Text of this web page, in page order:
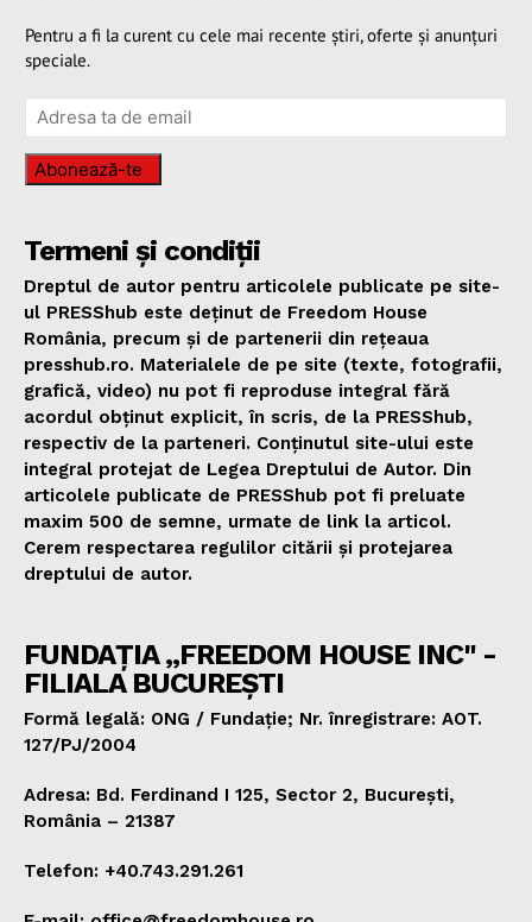
Pentru a fi la curent cu cele mai recente știri, oferte și anunțuri
speciale.
Abonează-te
Termeni și condiții
Dreptul de autor pentru articolele publicate pe site-
ul PRESShub este deținut de Freedom House
România, precum și de partenerii din rețeaua
presshub.ro. Materialele de pe site (texte, fotografii,
grafică, video) nu pot fi reproduse integral fără
acordul obținut explicit, în scris, de la PRESShub,
respectiv de la parteneri. Conținutul site-ului este
integral protejat de Legea Dreptului de Autor. Din
articolele publicate de PRESShub pot fi preluate
maxim 500 de semne, urmate de link la articol.
Cerem respectarea regulilor citării și protejarea
dreptului de autor.
FUNDAȚIA „FREEDOM HOUSE INC" -
FILIALA BUCUREȘTI
Formă legală: ONG / Fundație; Nr. înregistrare: AOT.
127/PJ/2004
Adresa: Bd. Ferdinand I 125, Sector 2, București,
România – 21387
Telefon: +40.743.291.261